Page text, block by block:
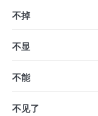
不掉
不显
不能
不见了